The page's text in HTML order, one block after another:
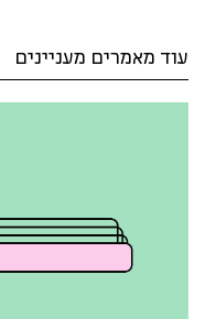
עוד מאמרים מעניינים